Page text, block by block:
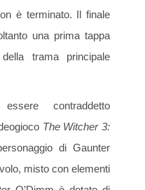
è terminato. Il finale
una prima tappa
trama principale
contraddetto
The Witcher 3:
di Gaunter
misto con elementi